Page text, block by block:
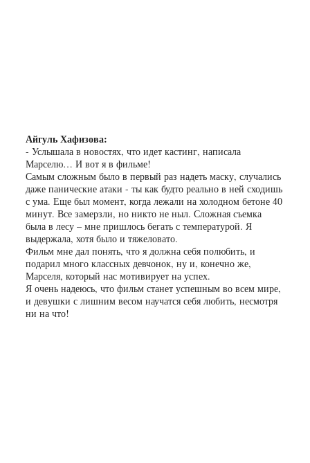
Айгуль Хафизова:
- Услышала в новостях, что идет кастинг, написала
Марселю… И вот я в фильме!
Самым сложным было в первый раз надеть маску, случались
даже панические атаки - ты как будто реально в ней сходишь
с ума. Еще был момент, когда лежали на холодном бетоне 40
минут. Все замерзли, но никто не ныл. Сложная съемка
была в лесу – мне пришлось бегать с температурой. Я
выдержала, хотя было и тяжеловато.
Фильм мне дал понять, что я должна себя полюбить, и
подарил много классных девчонок, ну и, конечно же,
Марселя, который нас мотивирует на успех.
Я очень надеюсь, что фильм станет успешным во всем мире,
и девушки с лишним весом научатся себя любить, несмотря
ни на что!